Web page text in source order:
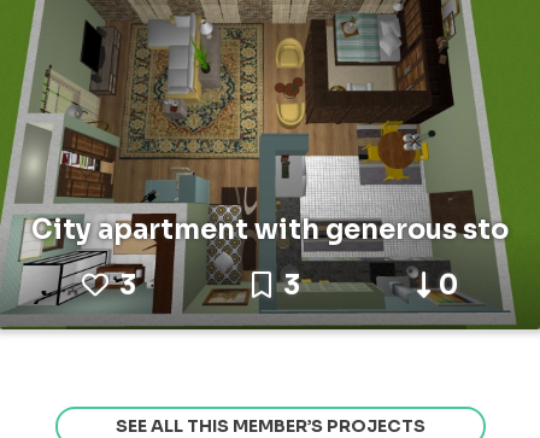
City apartment with generous sto
3
3 0
SEE ALL THIS MEMBER’S PROJECTS